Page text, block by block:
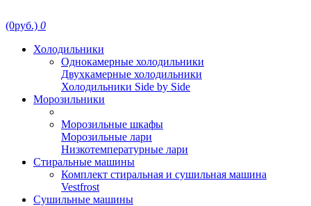
(0руб.) 0
Холодильники
Однокамерные холодильники
Двухкамерные холодильники
Холодильники Side by Side
Морозильники
Морозильные шкафы
Морозильные лари
Низкотемпературные лари
Стиральные машины
Комплект стиральная и сушильная машина
Vestfrost
Сушильные машины